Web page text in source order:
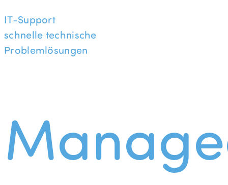
IT-Support
schnelle technische
Problemlösungen